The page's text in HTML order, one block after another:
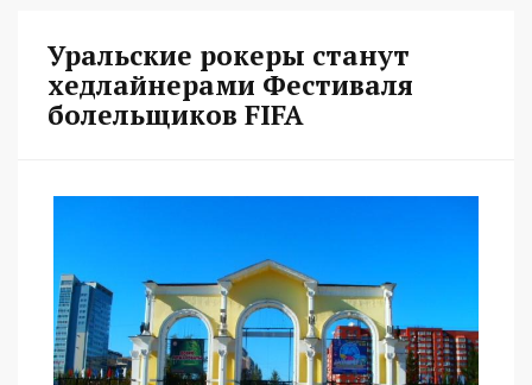
Уральские рокеры станут
хедлайнерами Фестиваля
болельщиков FIFA